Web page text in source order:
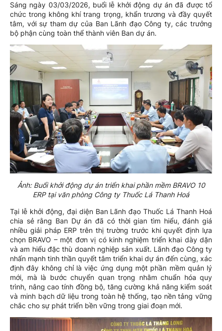
Sáng ngày 03/03/2026, buổi lễ khởi động dự án đã được tổ
chức trong không khí trang trọng, khẩn trương và đầy quyết
tâm, với sự tham dự của Ban Lãnh đạo Công ty, các trưởng
bộ phận cùng toàn thể thành viên Ban dự án.
Ảnh: Buổi khởi động dự án triển khai phần mềm BRAVO 10
ERP tại văn phòng Công ty Thuốc Lá Thanh Hoá
Tại lễ khởi động, đại diện Ban Lãnh đạo Thuốc Lá Thanh Hoá
chia sẻ rằng Ban Dự án đã có thời gian tìm hiểu, đánh giá
nhiều giải pháp ERP trên thị trường trước khi quyết định lựa
chọn BRAVO – một đơn vị có kinh nghiệm triển khai dày dặn
và am hiểu đặc thù doanh nghiệp sản xuất. Lãnh đạo Công ty
nhấn mạnh tinh thần quyết tâm triển khai dự án đến cùng, xác
định đây không chỉ là việc ứng dụng một phần mềm quản lý
mới, mà là bước chuyển quan trọng nhằm chuẩn hóa quy
trình, nâng cao tính đồng bộ, tăng cường khả năng kiểm soát
và minh bạch dữ liệu trong toàn hệ thống, tạo nền tảng vững
chắc cho sự phát triển bền vững trong giai đoạn mới.